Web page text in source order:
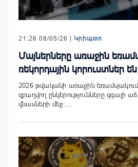
21:26 08/05/26 | Կրիպտո
Մայներները առաջին
ռեկորդային կորուստներ են
2026 թվականի առաջին եռամսյակում
զբաղվող ընկերությունները զգալի
վնասների մեջ:…